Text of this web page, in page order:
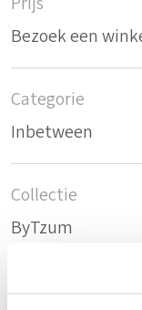
Bezoek een
Categorie
Inbetween
Collectie
ByTzum